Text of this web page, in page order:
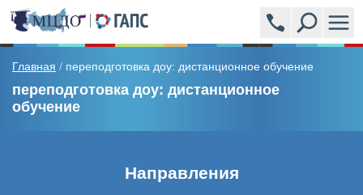
ПРОГРАММЫ
АКАДЕМСИТИ (УЧЕБНЫЙ ЦЕНТР)
Главная / переподготовка доу: дистанционное обучение
переподготовка доу: дистанционное
обучение
Направления